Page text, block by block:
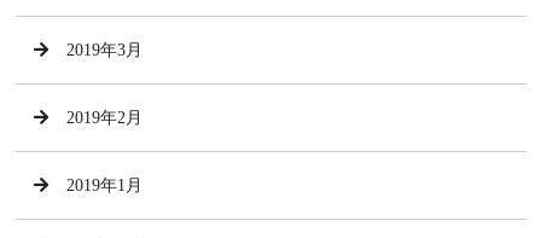
2019年3月
2019年2月
2019年1月